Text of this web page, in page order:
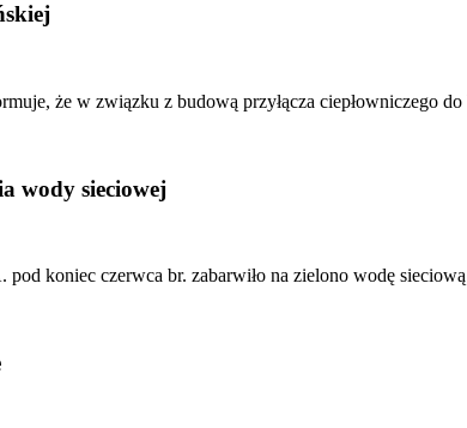
że w związku z budową przyłącza ciepłowniczego
wody sieciowej
koniec czerwca br. zabarwiło na zielono wodę